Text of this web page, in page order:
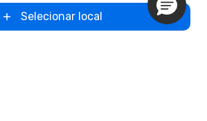
Selecionar local